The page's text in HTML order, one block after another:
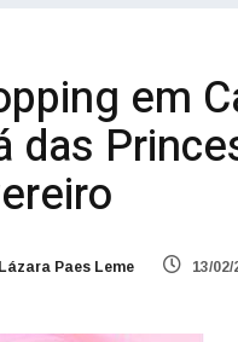
em
das
Lázara Paes Leme 13/02/